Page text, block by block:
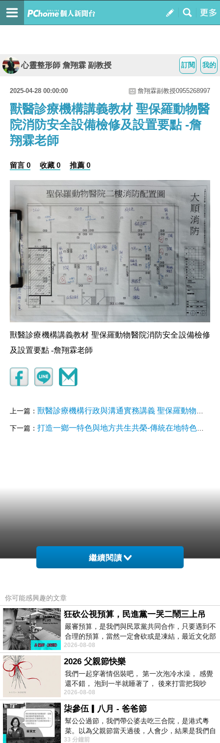
我的
訂閱
心靈整形師 詹翔霖 副教授
2025-04-28 00:00:00 詹翔霖副教授0955268997
獸醫診療機構講義教材 聖保羅動物醫
院消防安全設備檢修及設置要點 -詹
翔霖老師
留言 0 收藏 0 推薦 0
獸醫診療機構講義教材 聖保羅動物醫院消防安全設備檢修
及設置要點 -詹翔霖老師
上一篇： 獸醫診療機構行政與溝通實務講義 聖保羅動物醫院管制藥參考格式、填表說明
下一篇： 打造一鄉一特色與地方共生共榮-傳統在地特色小吃傳承與品牌轉型關鍵
繼續閱讀
你可能感興趣的文章
狂砍公視預算，民進黨一哭二鬧三上吊
嚴審預算，是我們與民眾黨共同合作，只要遇到不
合理的預算，當然一定會砍或是凍結，最近文化部
要編列公視和Taiwan plus預算，在110年
2026-08-08
2026 父親節快樂
我們一起穿著情侶裝吧， 第一次泡冷水澡， 感覺
還不錯， 泡到一半就睡著了， 後來打雷把我吵
醒， 手
2026-08-08
柒參伍▎八月 - 爸爸節
幫公公過節，我們帶公婆去吃三合院，是港式粵
菜。以為父親節當天過後，人會少，結果是我們自
己想多了。人陸續地進，滿滿都是人，個人
33 分鐘前